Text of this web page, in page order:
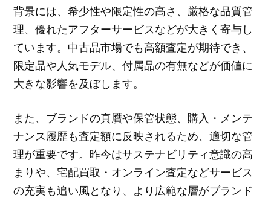
背景には、希少性や限定性の高さ、厳格な品質管
理、優れたアフターサービスなどが大きく寄与し
ています。中古品市場でも高額査定が期待でき、
限定品や人気モデル、付属品の有無などが価値に
大きな影響を及ぼします。
また、ブランドの真贋や保管状態、購入・メンテ
ナンス履歴も査定額に反映されるため、適切な管
理が重要です。昨今はサステナビリティ意識の高
まりや、宅配買取・オンライン査定などサービス
の充実も追い風となり、より広範な層がブランド